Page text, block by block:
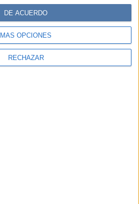
MÁS OPCIONES
RECHAZAR
DE ACUERDO